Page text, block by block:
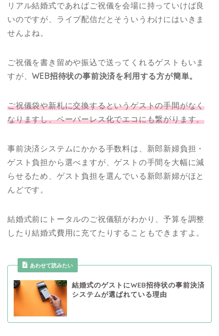
リアル結婚式であればご祝儀を会場に持っていけば良
いのですが、ライブ配信だとそういうわけにはいきま
せんよね。
ご祝儀を書き留めや振込で送ってくれるゲストもいま
すが、WEB招待状の事前決済を利用する方が簡単。
ご祝儀袋や新札に交換するというゲストの手間がなく
なりますし、ペーパーレス化でエコにも繋がります。
事前決済システムにかかる手数料は、新郎新婦負担・
ゲスト負担から選べますが、ゲストの手間を大幅に減
らせるため、 ゲスト負担を選んでいる新郎新婦がほと
んどです。
結婚式前にトータルのご祝儀額がわかり、予算を調整
したり結婚式費用に充てたりすることもできますよ。
あわせて読みたい
結婚式のゲストにWEB招待状の事前決済
システムが選ばれている理由